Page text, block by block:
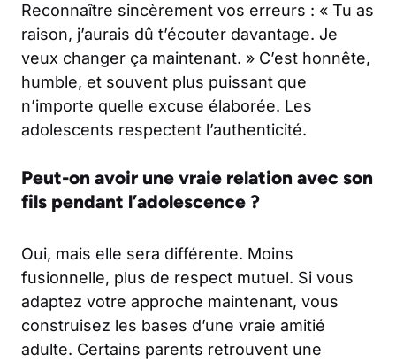
Reconnaître sincèrement vos erreurs : « Tu as
raison, j’aurais dû t’écouter davantage. Je
veux changer ça maintenant. » C’est honnête,
humble, et souvent plus puissant que
n’importe quelle excuse élaborée. Les
adolescents respectent l’authenticité.
Peut-on avoir une vraie relation avec son
fils pendant l’adolescence ?
Oui, mais elle sera différente. Moins
fusionnelle, plus de respect mutuel. Si vous
adaptez votre approche maintenant, vous
construisez les bases d’une vraie amitié
adulte. Certains parents retrouvent une